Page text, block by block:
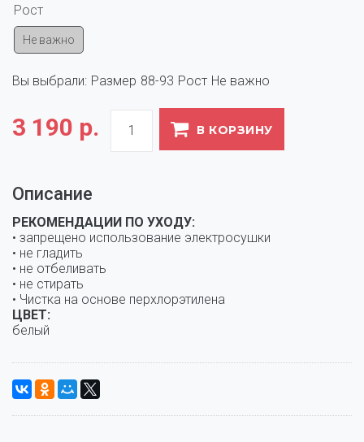
Рост
Не важно
Вы выбрали: Размер 88-93 Рост Не важно
3 190 р. В КОРЗИНУ
Описание
РЕКОМЕНДАЦИИ ПО УХОДУ:
• запрещено использование электросушки
• не гладить
• не отбеливать
• не стирать
• Чистка на основе перхлорэтилена
ЦВЕТ:
белый